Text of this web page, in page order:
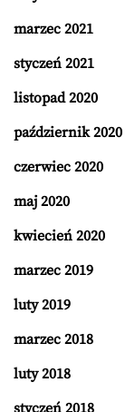
marzec 2021
styczeń 2021
listopad 2020
październik 2020
czerwiec 2020
maj 2020
kwiecień 2020
marzec 2019
luty 2019
marzec 2018
luty 2018